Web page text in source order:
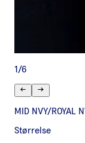
1 /6
MID NVY/ROYAL
Størrelse